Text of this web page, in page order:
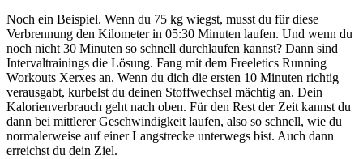
Noch ein Beispiel. Wenn du 75 kg wiegst, musst du für diese
Verbrennung den Kilometer in 05:30 Minuten laufen. Und wenn du
noch nicht 30 Minuten so schnell durchlaufen kannst? Dann sind
Intervaltrainings die Lösung. Fang mit dem Freeletics Running
Workouts Xerxes an. Wenn du dich die ersten 10 Minuten richtig
verausgabt, kurbelst du deinen Stoffwechsel mächtig an. Dein
Kalorienverbrauch geht nach oben. Für den Rest der Zeit kannst du
dann bei mittlerer Geschwindigkeit laufen, also so schnell, wie du
normalerweise auf einer Langstrecke unterwegs bist. Auch dann
erreichst du dein Ziel.